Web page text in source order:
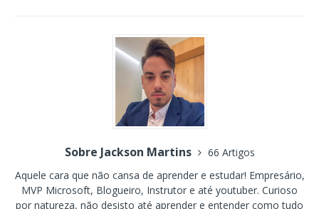
Sobre Jackson Martins
66 Artigos
Aquele cara que não cansa de aprender e estudar! Empresário,
MVP Microsoft, Blogueiro, Instrutor e até youtuber. Curioso
por natureza, não desisto até aprender e entender como tudo